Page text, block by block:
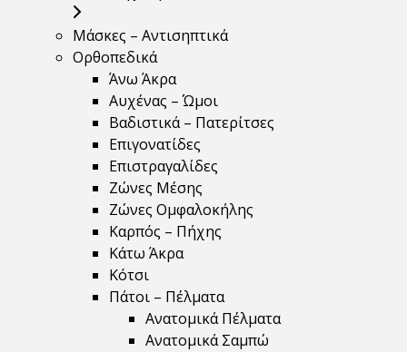
Μάσκες – Αντισηπτικά
Ορθοπεδικά
Άνω Άκρα
Αυχένας – Ώμοι
Βαδιστικά – Πατερίτσες
Επιγονατίδες
Επιστραγαλίδες
Ζώνες Μέσης
Ζώνες Ομφαλοκήλης
Καρπός – Πήχης
Κάτω Άκρα
Κότσι
Πάτοι – Πέλματα
Ανατομικά Πέλματα
Ανατομικά Σαμπώ